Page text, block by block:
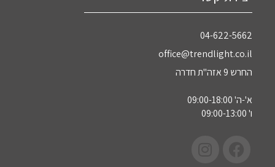
04-622-5662‏
office@trendlight.co.il
החרש 9 אזה"ת חדרה
א'-ה' 09:00-18:00
ו' 09:00-13:00